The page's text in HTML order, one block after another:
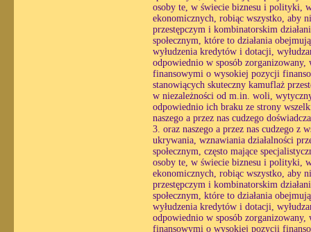
osoby te, w świecie biznesu i polityki,
ekonomicznych, robiąc wszystko, aby
przestępczym i kombinatorskim
społecznym, które to działania
wyłudzenia kredytów i dotacji,
odpowiednio w sposób
finansowymi o wysokiej pozycji
stanowiących skuteczny kamuflaż
w niezależności od m.in. woli,
odpowiednio ich braku ze strony
naszego a przez nas cudzego
3. oraz naszego a przez nas cudzego
ukrywania, wznawiania działalności
społecznym, często mające
osoby te, w świecie biznesu i polityki,
ekonomicznych, robiąc wszystko, aby
przestępczym i kombinatorskim
społecznym, które to działania
wyłudzenia kredytów i dotacji,
odpowiednio w sposób
finansowymi o wysokiej pozycji